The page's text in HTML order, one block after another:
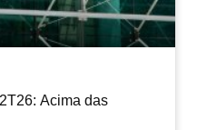
Acima das